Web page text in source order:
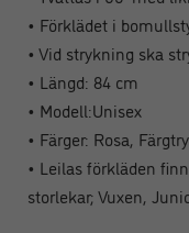
• Förklädet i
• Vid strykning ska
• Längd: 84 cm
• Modell:Unisex
• Färger: Rosa,
• Leilas förkläden
storlekar; Vuxen,